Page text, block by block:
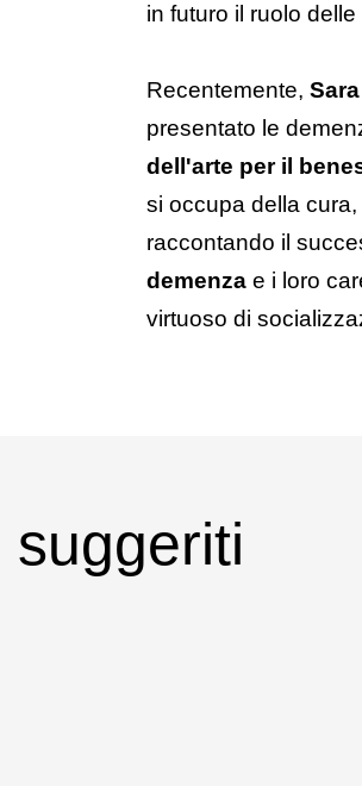
in futuro il ruolo
Recentemente,
presentato le
dell'arte per il
si occupa della
raccontando il
demenza e i loro
virtuoso di
suggeriti